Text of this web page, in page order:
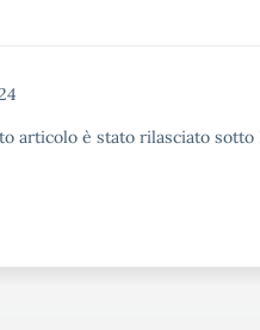
articolo è stato rilasciato